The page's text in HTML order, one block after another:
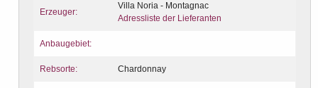
Erzeuger:
Villa Noria - Montagnac
Adressliste der Lieferanten
Anbaugebiet:
Rebsorte: Chardonnay